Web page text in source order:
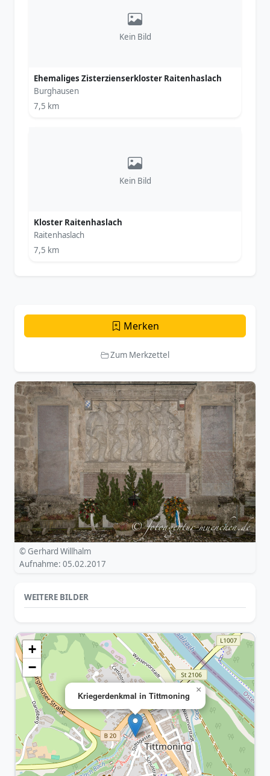
Kein Bild
Ehemaliges Zisterzienserkloster Raitenhaslach
Burghausen
7,5 km
Kein Bild
Kloster Raitenhaslach
Raitenhaslach
7,5 km
Merken
Zum Merkzettel
© Gerhard Willhalm
Aufnahme: 05.02.2017
WEITERE BILDER
Kriegerdenkmal in Tittmoning
×
+
−